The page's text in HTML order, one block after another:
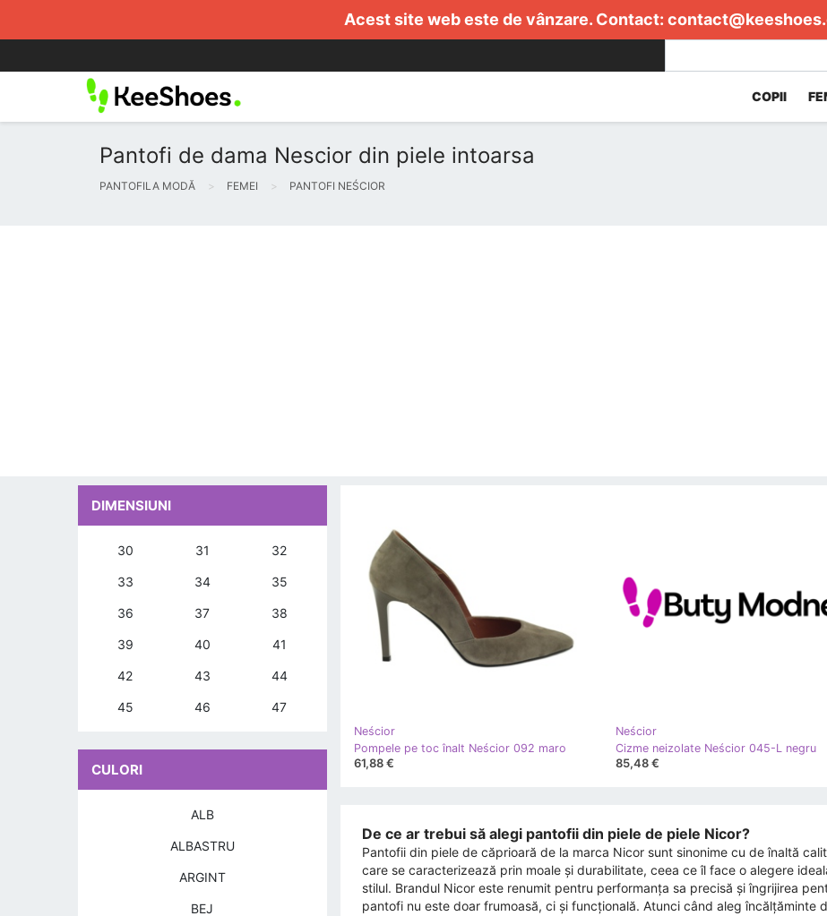
Acest site web este de vânzare. Contact:
COPII
Pantofi de dama Nescior din piele intoarsa
PANTOFILA MODĂ FEMEI PANTOFI NEŚCIOR
Neścior
Pompele pe toc înalt Neścior 092 maro
61,88 €
Neścior
Cizme neizolate Neścior 045-L negru
85,48 €
De ce ar trebui să alegi pantofii din piele de piele Nicor?
Pantofii din piele de căprioară de la marca Nicor ​​sunt sinonime cu de înaltă
care se caracterizează prin moale și durabilitate, ceea ce îl face o alegere
stilul. Brandul Nicor ​​este renumit pentru performanța sa precisă și îngrijirea
pantofi nu este doar frumoasă, ci și funcțională. Atunci când aleg încălțăminte
DIMENSIUNI
30 31 32
33 34 35
36 37 38
39 40 41
42 43 44
45 46 47
CULORI
ALB
ALBASTRU
ARGINT
BEJ